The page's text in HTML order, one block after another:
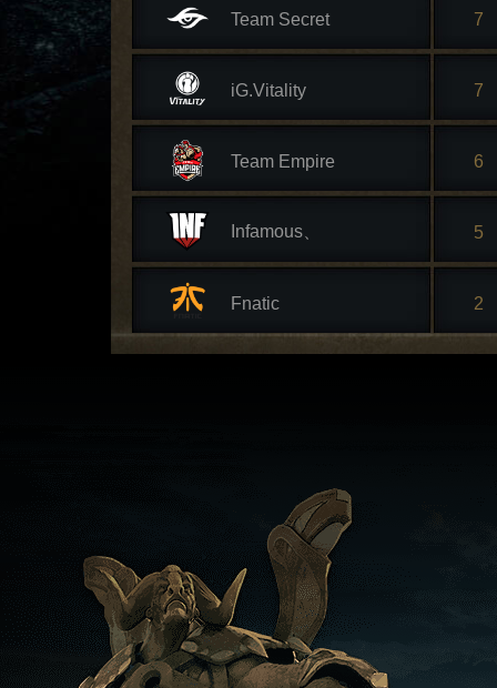
Team Secret 7
iG.Vitality 7
Team Empire 6
Infamous、 5
Fnatic 2